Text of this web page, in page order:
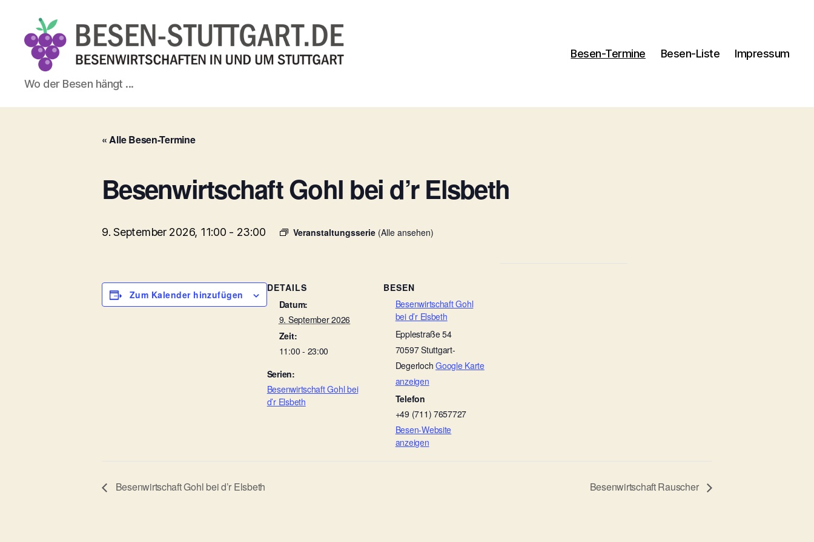
Besen-
Stuttgart.de
Wo der Besen hängt ...
Besen-Termine Besen-Liste Impressum
« Alle Besen-Termine
Besenwirtschaft Gohl bei d’r Elsbeth
9. September 2026, 11:00 - 23:00 Veranstaltungsserie (Alle ansehen)
Zum Kalender hinzufügen
DETAILS
Datum:
9. September 2026
Zeit:
11:00 - 23:00
Serien:
Besenwirtschaft Gohl bei
d’r Elsbeth
BESEN
Besenwirtschaft Gohl
bei d’r Elsbeth
Epplestraße 54
70597Stuttgart-
Degerloch Google Karte
anzeigen
Telefon
+49 (711) 7657727
Besen-Website
anzeigen
Besenwirtschaft Gohl bei d’r Elsbeth Besenwirtschaft Rauscher